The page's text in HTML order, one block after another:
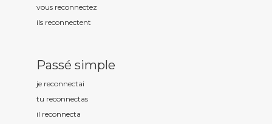
vous reconnectez
ils reconnectent
Passé simple
je reconnectai
tu reconnectas
il reconnecta